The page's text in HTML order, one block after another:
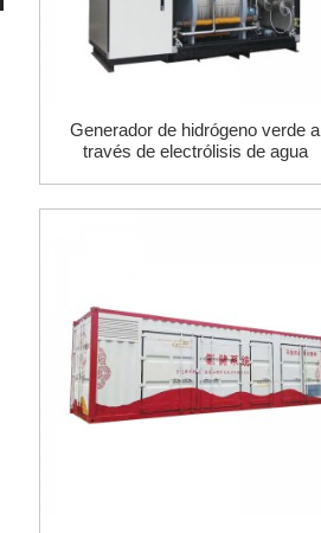
Generador de hidrógeno verde a
través de electrólisis de agua